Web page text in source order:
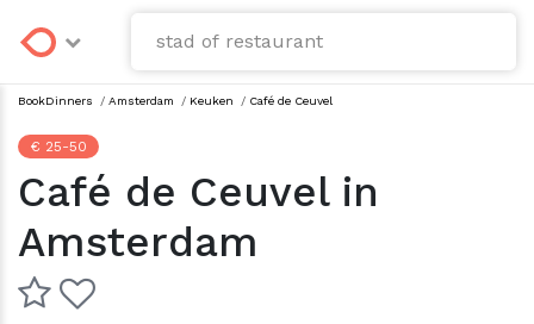
BookDinners / Amsterdam / keuken / Café de Ceuvel
€ 25-50
Café de Ceuvel in
Amsterdam